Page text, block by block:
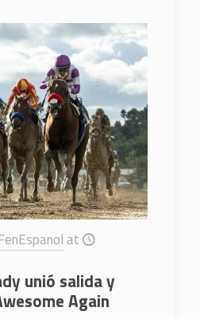
at
unió salida y
Again